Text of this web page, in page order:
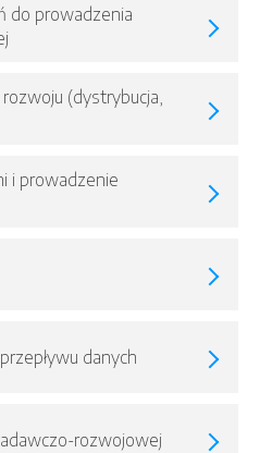
do prowadzenia
(dystrybucja,
i prowadzenie
danych
rozwojowej